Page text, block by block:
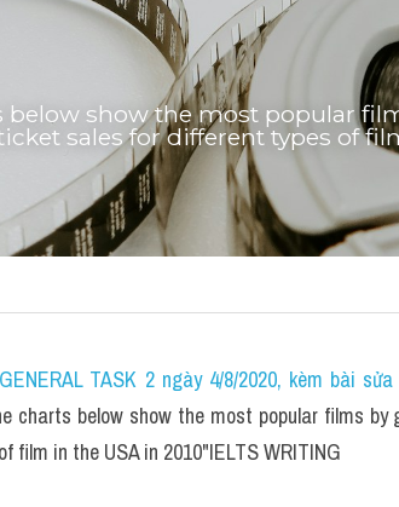
below show the most popular
sales for different types of
TASK 2 ngày 4/8/2020, kèm bài
charts below show the most popular films by
in the USA in 2010"IELTS WRITING